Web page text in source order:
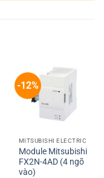
-12%
MITSUBISHI ELECTRIC
Module Mitsubishi
FX2N-4AD (4 ngõ
vào)